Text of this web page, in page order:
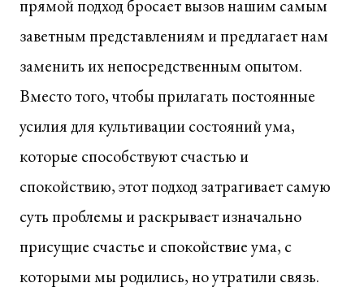
прямой подход бросает вызов нашим самым
заветным представлениям и предлагает нам
заменить их непосредственным опытом.
Вместо того, чтобы прилагать постоянные
усилия для культивации состояний ума,
которые способствуют счастью и
спокойствию, этот подход затрагивает самую
суть проблемы и раскрывает изначально
присущие счастье и спокойствие ума, с
которыми мы родились, но утратили связь.